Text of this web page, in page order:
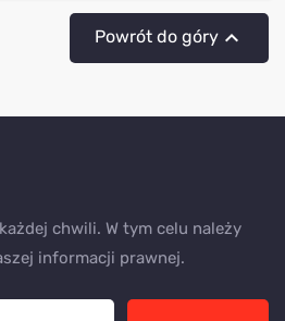
Powrót do góry
chwili. W tym celu należy
informacji prawnej.